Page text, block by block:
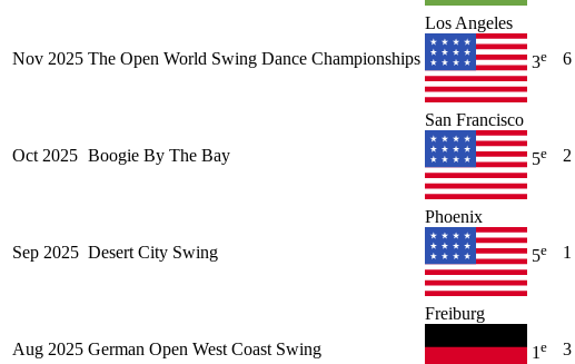
Nov 2025 The Open World Swing Dance Championships
Los Angeles
3e 6
Oct 2025 Boogie By The Bay
San Francisco
5e 2
Sep 2025 Desert City Swing
Phoenix
5e 1
Aug 2025 German Open West Coast Swing
Freiburg
1 e 3